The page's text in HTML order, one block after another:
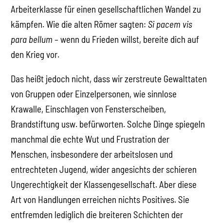
Arbeiterklasse für einen gesellschaftlichen Wandel zu
kämpfen. Wie die alten Römer sagten: Si pacem vis
para bellum – wenn du Frieden willst, bereite dich auf
den Krieg vor.
Das heißt jedoch nicht, dass wir zerstreute Gewalttaten
von Gruppen oder Einzelpersonen, wie sinnlose
Krawalle, Einschlagen von Fensterscheiben,
Brandstiftung usw. befürworten. Solche Dinge spiegeln
manchmal die echte Wut und Frustration der
Menschen, insbesondere der arbeitslosen und
entrechteten Jugend, wider angesichts der schieren
Ungerechtigkeit der Klassengesellschaft. Aber diese
Art von Handlungen erreichen nichts Positives. Sie
entfremden lediglich die breiteren Schichten der